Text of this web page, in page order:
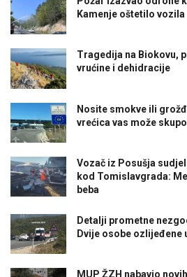
Kamenje oštetilo vozila
Tragedija na Biokovu,
vrućine i dehidracije
Nosite smokve ili
vrećica vas može
Vozač iz Posušja
kod Tomislavgrada:
beba
Detalji prometne
Dvije osobe ozlijeđene
MUP ŽZH nabavio